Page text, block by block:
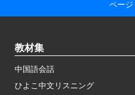
ページ
教材集
中国語会話
ひよこ中文リスニング